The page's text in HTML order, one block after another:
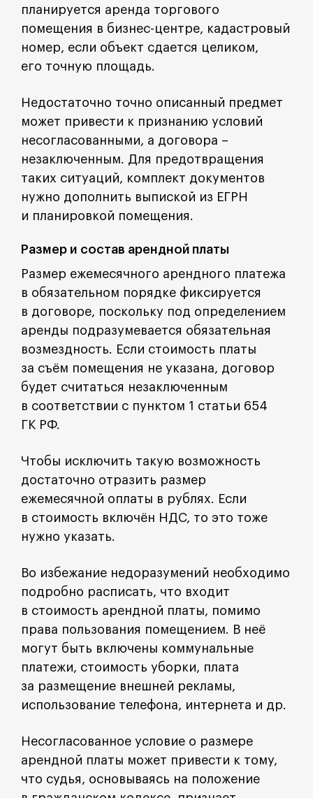
планируется аренда торгового
помещения в бизнес-центре, кадастровый
номер, если объект сдается целиком,
его точную площадь.
Недостаточно точно описанный предмет
может привести к признанию условий
несогласованными, а договора –
незаключенным. Для предотвращения
таких ситуаций, комплект документов
нужно дополнить выпиской из ЕГРН
и планировкой помещения.
Размер и состав арендной платы
Размер ежемесячного арендного платежа
в обязательном порядке фиксируется
в договоре, поскольку под определением
аренды подразумевается обязательная
возмездность. Если стоимость платы
за съём помещения не указана, договор
будет считаться незаключенным
в соответствии с пунктом 1 статьи 654
ГК РФ.
Чтобы исключить такую возможность
достаточно отразить размер
ежемесячной оплаты в рублях. Если
в стоимость включён НДС, то это тоже
нужно указать.
Во избежание недоразумений необходимо
подробно расписать, что входит
в стоимость арендной платы, помимо
права пользования помещением. В неё
могут быть включены коммунальные
платежи, стоимость уборки, плата
за размещение внешней рекламы,
использование телефона, интернета и др.
Несогласованное условие о размере
арендной платы может привести к тому,
что судья, основываясь на положение